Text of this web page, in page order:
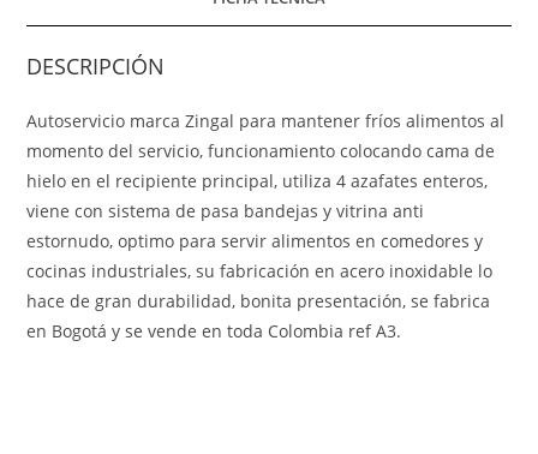
DESCRIPCIÓN
Autoservicio marca Zingal para mantener fríos alimentos al
momento del servicio, funcionamiento colocando cama de
hielo en el recipiente principal, utiliza 4 azafates enteros,
viene con sistema de pasa bandejas y vitrina anti
estornudo, optimo para servir alimentos en comedores y
cocinas industriales, su fabricación en acero inoxidable lo
hace de gran durabilidad, bonita presentación, se fabrica
en Bogotá y se vende en toda Colombia ref A3.